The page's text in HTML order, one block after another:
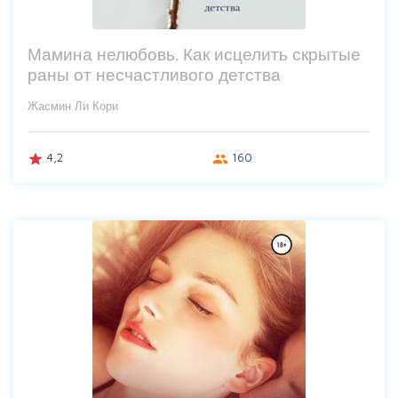
Мамина нелюбовь. Как исцелить скрытые
раны от несчастливого детства
Жасмин Ли Кори
grade 4,2 group 160